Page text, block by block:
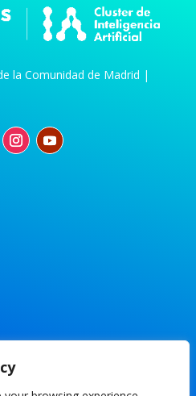
la Comunidad de Madrid |
1